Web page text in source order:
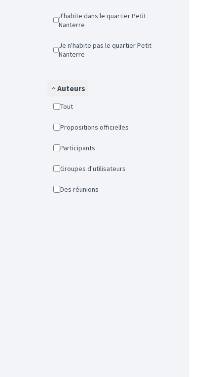
J'habite dans le quartier Petit
Nanterre
Je n'habite pas le quartier Petit
Nanterre
Auteurs
Tout
Propositions officielles
Participants
Groupes d'utilisateurs
Des réunions